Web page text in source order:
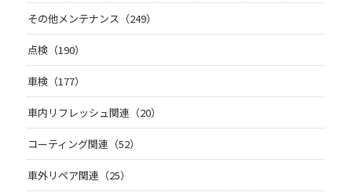
その他メンテナンス（249）
点検（190）
車検（177）
車内リフレッシュ関連（20）
コーティング関連（52）
車外リペア関連（25）